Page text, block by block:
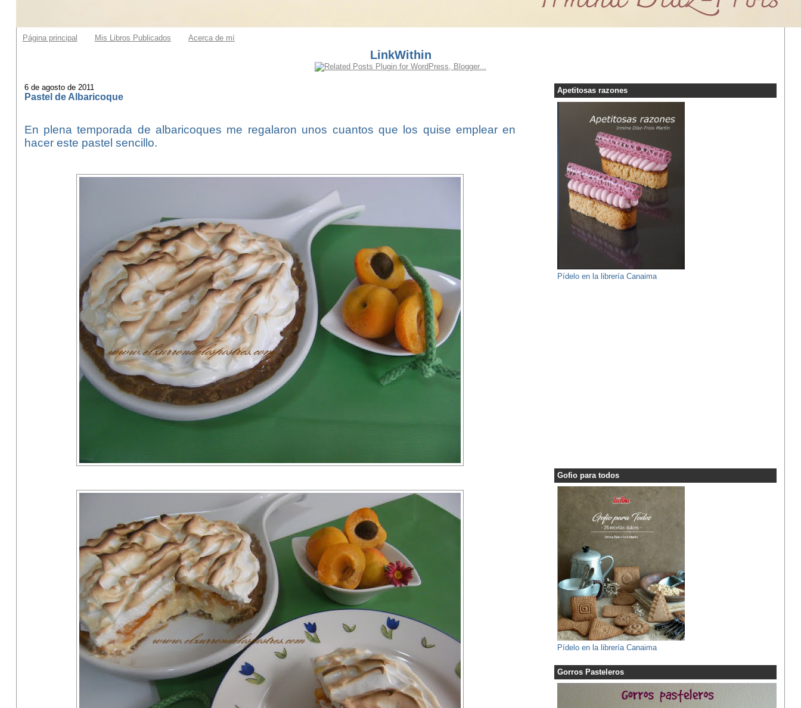
Página principal Mis Libros Publicados Acerca de mí
LinkWithin
6 de agosto de 2011
Pastel de Albaricoque
En plena temporada de albaricoques me regalaron unos cuantos que los quise emplear en
hacer este pastel sencillo.
Apetitosas razones
Pídelo en la librería Canaima
Gofio para todos
Pídelo en la librería Canaima
Gorros Pasteleros